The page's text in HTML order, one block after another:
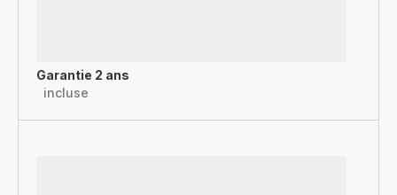
Garantie 2 ans
incluse